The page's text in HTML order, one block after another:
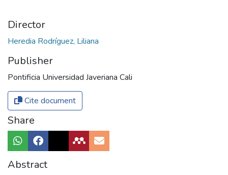
Director
Heredia Rodríguez, Liliana
Publisher
Pontificia Universidad Javeriana Cali
Cite document
Share
Abstract